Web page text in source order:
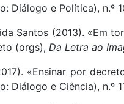
Diálogo e Política), n.º
Santos (2013). «Em
(orgs), Da Letra ao
«Ensinar por
Diálogo e Ciência), n.º